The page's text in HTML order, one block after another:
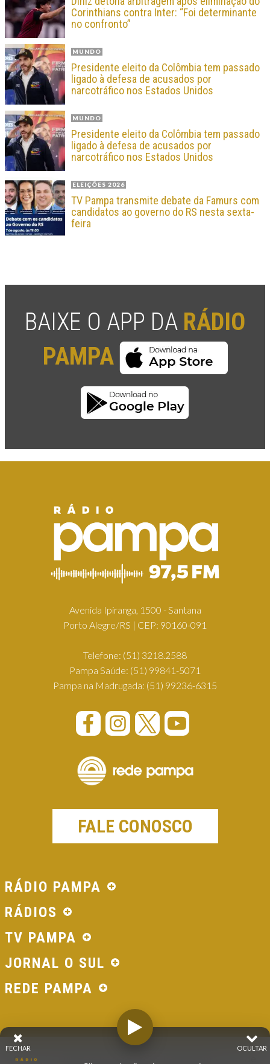
Corinthians contra Inter: “Foi determinante
no confronto”
MUNDO
Presidente eleito da Colômbia tem passado
ligado à defesa de acusados por
narcotráfico nos Estados Unidos
MUNDO
Presidente eleito da Colômbia tem passado
ligado à defesa de acusados por
narcotráfico nos Estados Unidos
ELEIÇÕES 2026
TV Pampa transmite debate da Famurs com
candidatos ao governo do RS nesta sexta-
feira
BAIXE O APP DA RÁDIO
PAMPA
Avenida Ipiranga, 1500 - Santana
Porto Alegre/RS | CEP: 90160-091
Telefone: (51) 3218.2588
Pampa Saúde: (51) 99841-5071
Pampa na Madrugada: (51) 99236-6315
FALE CONOSCO
RÁDIO PAMPA
RÁDIOS
TV PAMPA
JORNAL O SUL
REDE PAMPA
© 2026 - Direitos Reservados - Rádio Pampa - Rede
OCULTAR
FECHAR